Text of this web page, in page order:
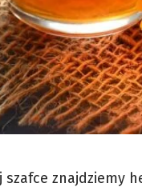
znajdziemy